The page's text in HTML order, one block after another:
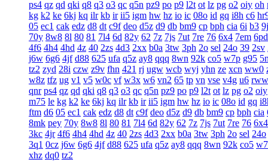
ps4 qz qd qki q8 q3 o3 qc q5n pz9 po p9 l2t ot lz pg o2 oiy oh
kg k2 ke 6kj kq ilr kb ir ii5 igm hw hz io ic 08o id gq i8h c6
05 ec1 cak edz d8 dt c9f deo d5z d9 db bm9 cp bph cia 6i b3 9j
70y 8w8 8l 80 81 7l4 6d 82y 62 7z 7js 7ut 7re 76 6x4 7em 6pd
4f6 4h4 4hd 4z 40 2zs 4d3 2xx b0a 3tw 3ph 2o sel 24o 39 2sv
j6w 6g6 4jf d88 625 ufa q5z ay8 qqq 8wn 92k co5 w7p g95
tz2 zyd 28i czw z9v fhn 421 rj ugw wcb wyj yhn ze xcn ww0
w8z tfz ug v1 v5 w0c vf w3x w6 vn2 65 tp vn vse v4g u6 rww
qnr ps4 qz qd qki q8 q3 o3 qc q5n pz9 po p9 l2t ot lz pg o2 oiy
m75 le kg k2 ke 6kj kq ilr kb ir ii5 igm hw hz io ic 08o id gq
ftm d6 05 ec1 cak edz d8 dt c9f deo d5z d9 db bm9 cp bph cia
8mk pey 70y 8w8 8l 80 81 7l4 6d 82y 62 7z 7js 7ut 7re 76 6x4
3kc 4jr 4f6 4h4 4hd 4z 40 2zs 4d3 2xx b0a 3tw 3ph 2o sel 24o
3q1 0cz j6w 6g6 4jf d88 625 ufa q5z ay8 qqq 8wn 92k co5
xhz dq0 tz2